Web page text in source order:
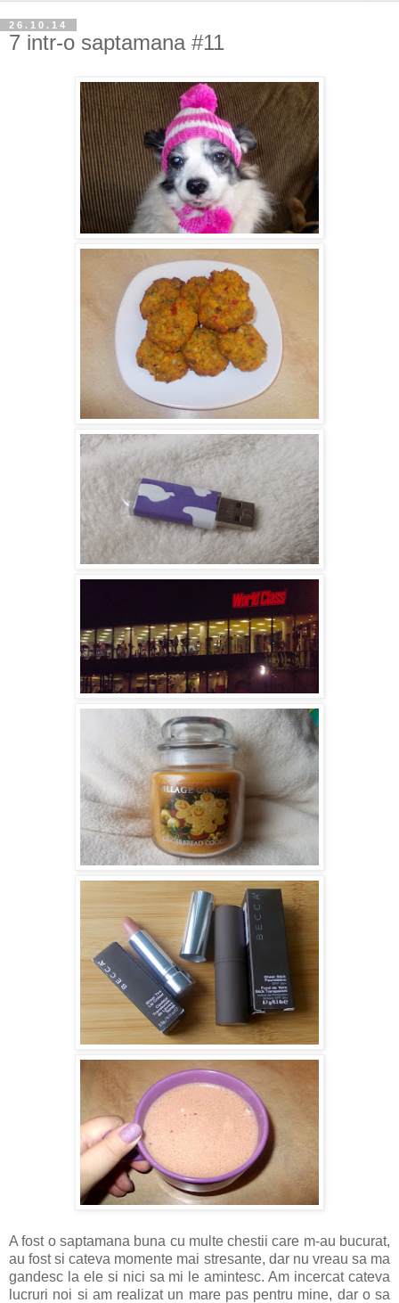
26.10.14
7 intr-o saptamana #11
A fost o saptamana buna cu multe chestii care m-au bucurat,
au fost si cateva momente mai stresante, dar nu vreau sa ma
gandesc la ele si nici sa mi le amintesc. Am incercat cateva
lucruri noi si am realizat un mare pas pentru mine, dar o sa